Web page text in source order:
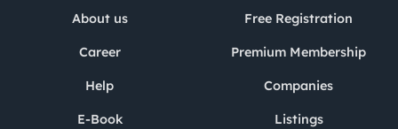
About us
Career
Help
E-Book
Free Registration
Premium Membership
Companies
Listings